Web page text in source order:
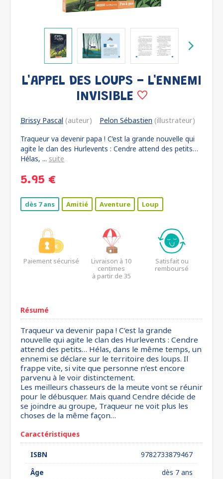
L'APPEL DES LOUPS - L'ENNEMI
INVISIBLE
Brissy Pascal (auteur) Pelon Sébastien (illustrateur)
Traqueur va devenir papa ! C’est la grande nouvelle qui
agite le clan des Hurlevents : Cendre attend des petits…
Hélas, ... suite
5.95 €
dès 7 ans Amitié Aventure Loup
Paiement sécurisé
Livraison à 10
centimes
à partir de 35
Satisfait ou
remboursé
Résumé
Traqueur va devenir papa ! C’est la grande
nouvelle qui agite le clan des Hurlevents : Cendre
attend des petits… Hélas, dans le même temps, un
ennemi se déclare sur le territoire des loups. Il
frappe vite, si vite que personne n’est encore
parvenu à le voir distinctement.
Les meilleurs chasseurs de la meute vont se réunir
pour le débusquer. Mais quand Cendre décide de
se joindre au groupe, Traqueur ne voit plus les
choses de la même façon…
Caractéristiques
ISBN
9782733879467
Âge
dès 7 ans